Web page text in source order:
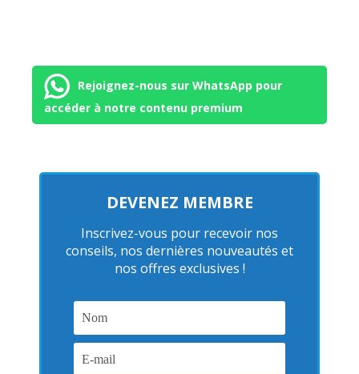
Rejoignez-nous sur WhatsApp pour
accéder à notre contenu premium
DEVENEZ MEMBRE
Inscrivez-vous pour recevoir nos
conseils, nos dernières nouveautés et
nos offres exclusives !